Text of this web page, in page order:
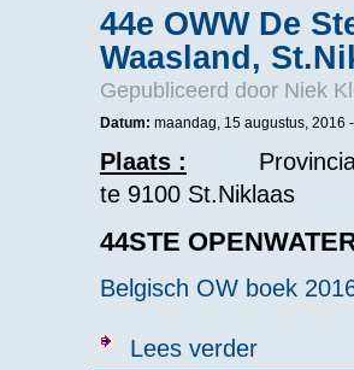
44e OWW De
Waasland,
Gepubliceerd door Niek
Datum: maandag, 15 augustus, 2016
Plaats: Provinciaal
te 9100 St.Niklaas
44STE
Belgisch OW boek
Lees verderover 44e